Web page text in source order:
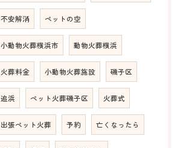
不安解消 ペットの空
小動物火葬横浜市 動物火葬横浜
火葬料金 小動物火葬施設 磯子区
追浜 ペット火葬磯子区 火葬式
出張ペット火葬 予約 亡くなったら